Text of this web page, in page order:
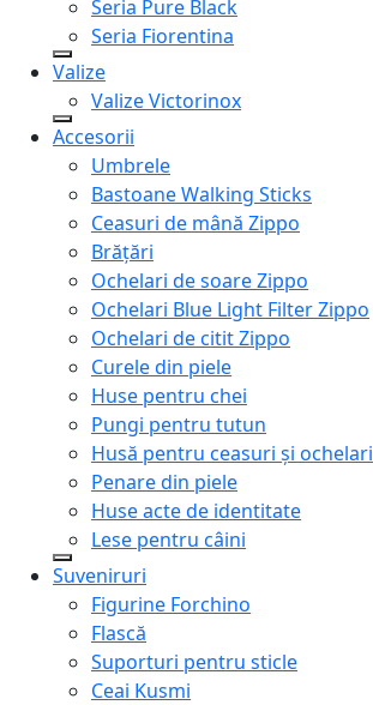
Seria Pure Black
Seria Fiorentina
Valize
Valize Victorinox
Accesorii
Umbrele
Bastoane Walking Sticks
Ceasuri de mână Zippo
Brățări
Ochelari de soare Zippo
Ochelari Blue Light Filter Zippo
Ochelari de citit Zippo
Curele din piele
Huse pentru chei
Pungi pentru tutun
Husă pentru ceasuri și ochelari
Penare din piele
Huse acte de identitate
Lese pentru câini
Suveniruri
Figurine Forchino
Flască
Suporturi pentru sticle
Ceai Kusmi